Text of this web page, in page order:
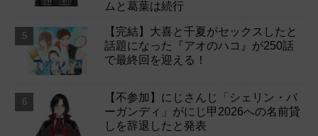
ムと葛葉は続行
【完結】大喜と千夏がセックスしたと
話題になった『アオのハコ』が250話
で最終回を迎える！
【不参加】にじさんじ「シェリン・バ
ーガンディ」がにじ甲2026への名前貸
しを辞退したと発表